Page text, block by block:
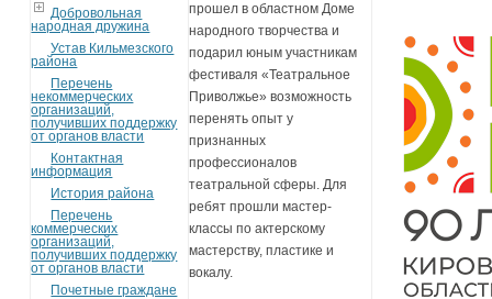
Добровольная
народная дружина
Устав Кильмезского
района
Перечень
некоммерческих
организаций,
получивших поддержку
от органов власти
Контактная
информация
История района
Перечень
коммерческих
организаций,
получивших поддержку
от органов власти
Почетные граждане
прошел в областном Доме
народного творчества и
подарил юным участникам
фестиваля «Театральное
Приволжье» возможность
перенять опыт у
признанных
профессионалов
театральной сферы. Для
ребят прошли мастер-
классы по актерскому
мастерству, пластике и
вокалу.